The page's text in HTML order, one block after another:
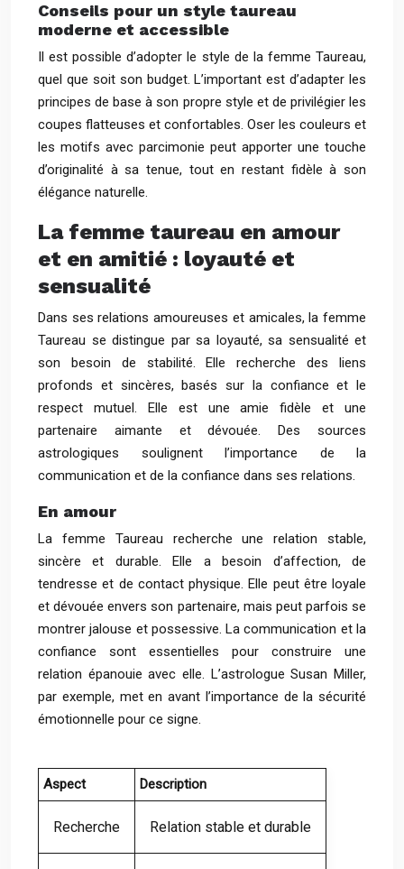
Conseils pour un style taureau
moderne et accessible
Il est possible d’adopter le style de la femme Taureau,
quel que soit son budget. L’important est d’adapter les
principes de base à son propre style et de privilégier les
coupes flatteuses et confortables. Oser les couleurs et
les motifs avec parcimonie peut apporter une touche
d’originalité à sa tenue, tout en restant fidèle à son
élégance naturelle.
La femme taureau en amour
et en amitié : loyauté et
sensualité
Dans ses relations amoureuses et amicales, la femme
Taureau se distingue par sa loyauté, sa sensualité et
son besoin de stabilité. Elle recherche des liens
profonds et sincères, basés sur la confiance et le
respect mutuel. Elle est une amie fidèle et une
partenaire aimante et dévouée. Des sources
astrologiques soulignent l’importance de la
communication et de la confiance dans ses relations.
En amour
La femme Taureau recherche une relation stable,
sincère et durable. Elle a besoin d’affection, de
tendresse et de contact physique. Elle peut être loyale
et dévouée envers son partenaire, mais peut parfois se
montrer jalouse et possessive. La communication et la
confiance sont essentielles pour construire une
relation épanouie avec elle. L’astrologue Susan Miller,
par exemple, met en avant l’importance de la sécurité
émotionnelle pour ce signe.
Aspect Description
Recherche Relation stable et durable